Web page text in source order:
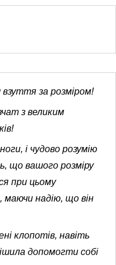
за розміром!
з великим
і чудово розумію
що вашого розміру
при цьому
маючи надію, що він
клопотів, навіть
допомогти собі